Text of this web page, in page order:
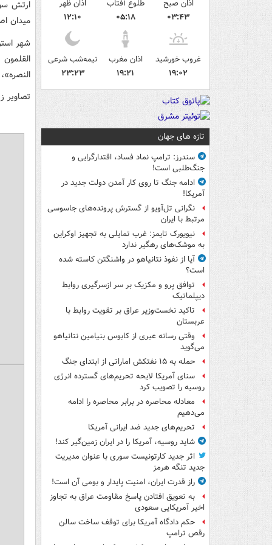
اذان صبح
۰۳:۴۳
طلوع آفتاب
۰۵:۱۸
اذان ظهر
۱۲:۱۰
غروب خورشید
۱۹:۰۲
اذان مغرب
۱۹:۲۱
نیمه‌شب شرعی
۲۳:۲۳
تازه های جهان
سندرز: ترامپ نماد فساد، اقتدارگرایی و
جنگ‌طلبی است!
ادامه جنگ تا روی کار آمدن دولت جدید در
آمریکا!
نگرانی تل‌آویو از گسترش پرونده‌های جاسوسی
مرتبط با ایران
نیویورک تایمز: غرب تمایلی به تجهیز اوکراین
به موشک‌های رهگیر ندارد
آیا از نفوذ نتانیاهو در واشنگتن کاسته شده
است؟
توافق پرو و مکزیک بر سر ازسرگیری روابط
دیپلماتیک
تاکید نخست‌وزیر عراق بر تقویت روابط با
عربستان
وقتی رسانه عبری از کابوس بنیامین نتانیاهو
می‌گوید
حمله به ۱۵ نفتکش‌ اماراتی از ابتدای جنگ
سنای آمریکا لایحه تحریم‌های گسترده انرژی
روسیه را تصویب کرد
معادله محاصره در برابر محاصره را ادامه
می‌دهیم
تحریم‌های جدید ضد ایرانی آمریکا
شاید روسیه، آمریکا را در ایران زمین‌گیر کند!
اثر جدید کارتونیست سوری با عنوان مدیریت
جدید تنگه هرمز
راز قدرت ایران، امنیت پایدار و بومی آن است!
به تعویق افتادن پاسخ مقاومت عراق به تجاوز
اخیر آمریکایی سعودی
حکم دادگاه آمریکا برای توقف ساخت سالن
رقص ترامپ
ارتش
میدان
تصاویر